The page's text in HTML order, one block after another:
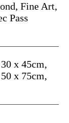
Fine Art,
Pass
x 45cm,
x 75cm,